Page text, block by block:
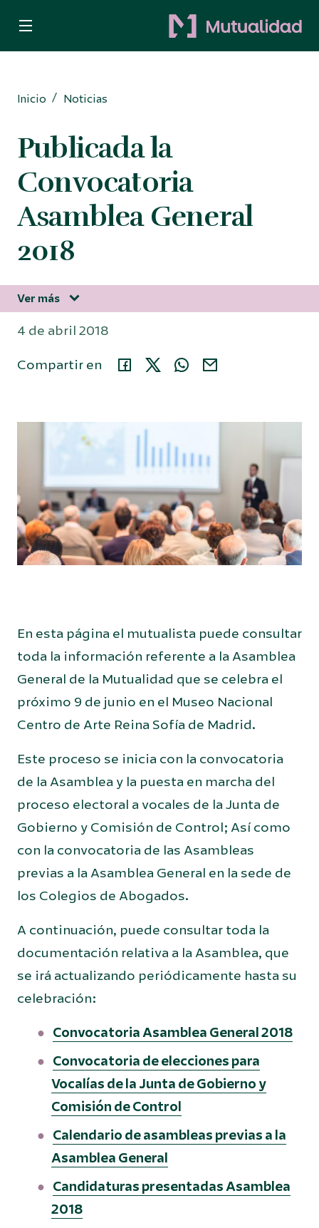
Para Autónomos
Español
Inicio
Noticias
Publicada la
Convocatoria
Asamblea General
2018
Ver más
4 de abril 2018
Compartir en
En esta página el mutualista puede consultar
toda la información referente a la Asamblea
General de la Mutualidad que se celebra el
próximo 9 de junio en el Museo Nacional
Centro de Arte Reina Sofía de Madrid.
Este proceso se inicia con la convocatoria
de la Asamblea y la puesta en marcha del
proceso electoral a vocales de la Junta de
Gobierno y Comisión de Control; Así como
con la convocatoria de las Asambleas
previas a la Asamblea General en la sede de
los Colegios de Abogados.
A continuación, puede consultar toda la
documentación relativa a la Asamblea, que
se irá actualizando periódicamente hasta su
celebración:
Convocatoria Asamblea General 2018
Convocatoria de elecciones para
Vocalías de la Junta de Gobierno y
Comisión de Control
Calendario de asambleas previas a la
Asamblea General
Candidaturas presentadas Asamblea
2018